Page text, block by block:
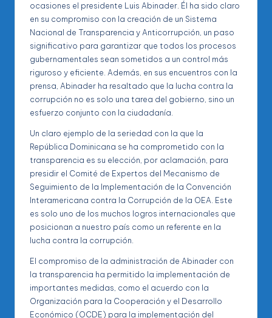
ocasiones el presidente Luis Abinader. Él ha sido claro
en su compromiso con la creación de un Sistema
Nacional de Transparencia y Anticorrupción, un paso
significativo para garantizar que todos los procesos
gubernamentales sean sometidos a un control más
riguroso y eficiente. Además, en sus encuentros con la
prensa, Abinader ha resaltado que la lucha contra la
corrupción no es solo una tarea del gobierno, sino un
esfuerzo conjunto con la ciudadanía.
Un claro ejemplo de la seriedad con la que la
República Dominicana se ha comprometido con la
transparencia es su elección, por aclamación, para
presidir el Comité de Expertos del Mecanismo de
Seguimiento de la Implementación de la Convención
Interamericana contra la Corrupción de la OEA. Este
es solo uno de los muchos logros internacionales que
posicionan a nuestro país como un referente en la
lucha contra la corrupción.
El compromiso de la administración de Abinader con
la transparencia ha permitido la implementación de
importantes medidas, como el acuerdo con la
Organización para la Cooperación y el Desarrollo
Económico (OCDE) para la implementación del